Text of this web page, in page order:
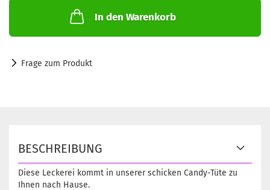
In den Warenkorb
Frage zum Produkt
BESCHREIBUNG
Diese Leckerei kommt in unserer schicken Candy-Tüte zu
Ihnen nach Hause.